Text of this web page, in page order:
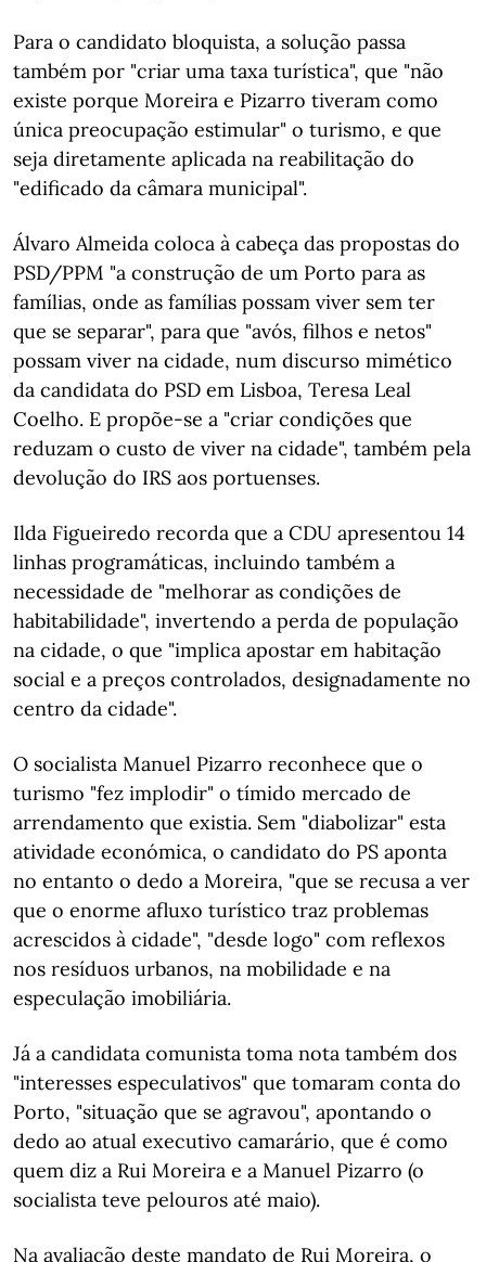
Para o candidato bloquista, a solução passa
também por "criar uma taxa turística", que "não
existe porque Moreira e Pizarro tiveram como
única preocupação estimular" o turismo, e que
seja diretamente aplicada na reabilitação do
"edificado da câmara municipal".
Álvaro Almeida coloca à cabeça das propostas do
PSD/PPM "a construção de um Porto para as
famílias, onde as famílias possam viver sem ter
que se separar", para que "avós, filhos e netos"
possam viver na cidade, num discurso mimético
da candidata do PSD em Lisboa, Teresa Leal
Coelho. E propõe-se a "criar condições que
reduzam o custo de viver na cidade", também pela
devolução do IRS aos portuenses.
Ilda Figueiredo recorda que a CDU apresentou 14
linhas programáticas, incluindo também a
necessidade de "melhorar as condições de
habitabilidade", invertendo a perda de população
na cidade, o que "implica apostar em habitação
social e a preços controlados, designadamente no
centro da cidade".
O socialista Manuel Pizarro reconhece que o
turismo "fez implodir" o tímido mercado de
arrendamento que existia. Sem "diabolizar" esta
atividade económica, o candidato do PS aponta
no entanto o dedo a Moreira, "que se recusa a ver
que o enorme afluxo turístico traz problemas
acrescidos à cidade", "desde logo" com reflexos
nos resíduos urbanos, na mobilidade e na
especulação imobiliária.
Já a candidata comunista toma nota também dos
"interesses especulativos" que tomaram conta do
Porto, "situação que se agravou", apontando o
dedo ao atual executivo camarário, que é como
quem diz a Rui Moreira e a Manuel Pizarro (o
socialista teve pelouros até maio).
Na avaliação deste mandato de Rui Moreira, o